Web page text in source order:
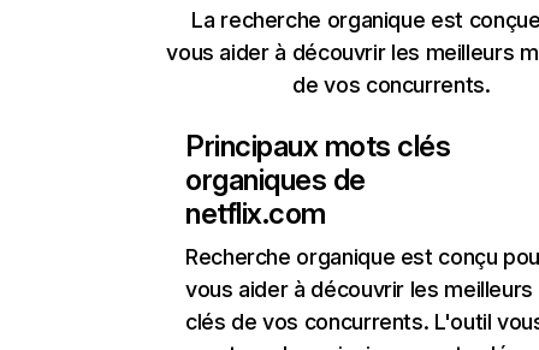
La recherche organique est
vous aider à découvrir les meilleurs
de vos concurrents.
Principaux mots clés
organiques de
netflix.com
Recherche organique est conçu
vous aider à découvrir les
clés de vos concurrents. L'outil